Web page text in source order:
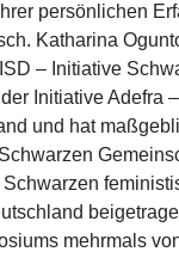
persönlichen
Katharina
– Initiative
Initiative Adefra
und hat
mehrmals